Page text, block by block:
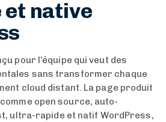
et native
pour l’équipe qui veut des
sans transformer chaque
cloud distant. La page produit
open source, auto-
ultra-rapide et natif WordPress,